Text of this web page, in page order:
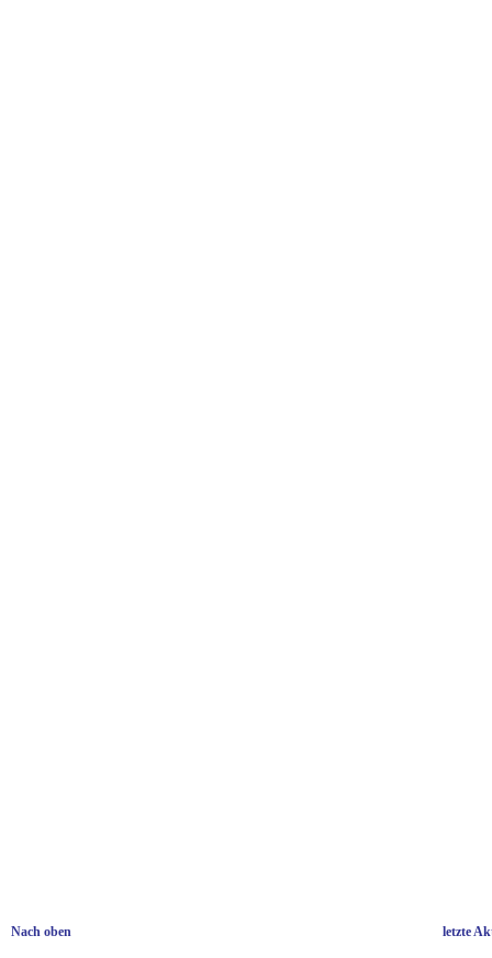
Nach oben letzte